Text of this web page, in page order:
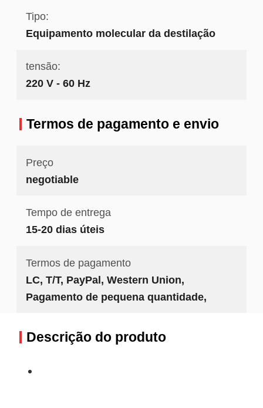
Tipo:
Equipamento molecular da destilação
tensão:
220 V - 60 Hz
Termos de pagamento e envio
Preço
negotiable
Tempo de entrega
15-20 dias úteis
Termos de pagamento
LC, T/T, PayPal, Western Union,
Pagamento de pequena quantidade,
Descrição do produto